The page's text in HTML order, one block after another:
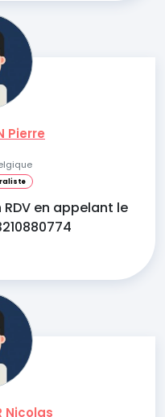
Pierre
en appelant le
Nicolas